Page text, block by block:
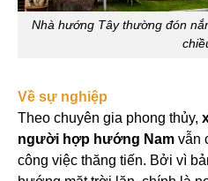
Nhà hướng Tây thường đón
Về sự nghiệp
Theo chuyên gia phong thủy,
người hợp hướng Nam vẫn
công việc thăng tiến. Bởi vì